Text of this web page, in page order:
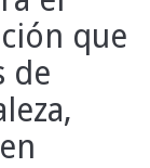
que
de